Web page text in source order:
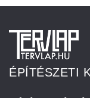
ÉPÍTÉSZETI